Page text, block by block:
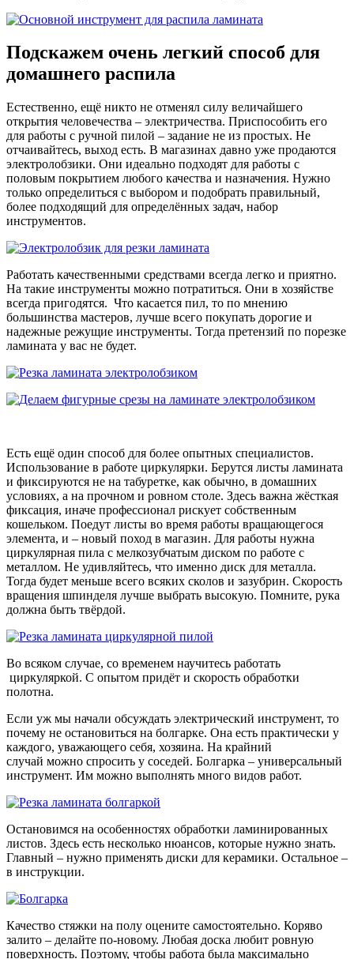
Подскажем очень легкий способ для
домашнего распила
Естественно, ещё никто не отменял силу величайшего
открытия человечества – электричества. Приспособить его
для работы с ручной пилой – задание не из простых. Не
отчаивайтесь, выход есть. В магазинах давно уже продаются
электролобзики. Они идеально подходят для работы с
половым покрытием любого качества и назначения. Нужно
только определиться с выбором и подобрать правильный,
более подходящий для определённых задач, набор
инструментов.
Работать качественными средствами всегда легко и приятно.
На такие инструменты можно потратиться. Они в хозяйстве
всегда пригодятся. Что касается пил, то по мнению
большинства мастеров, лучше всего покупать дорогие и
надежные режущие инструменты. Тогда претензий по порезке
ламината у вас не будет.
Есть ещё один способ для более опытных специалистов.
Использование в работе циркулярки. Берутся листы ламината
и фиксируются не на табуретке, как обычно, в домашних
условиях, а на прочном и ровном столе. Здесь важна жёсткая
фиксация, иначе профессионал рискует собственным
кошельком. Поедут листы во время работы вращающегося
элемента, и – новый поход в магазин. Для работы нужна
циркулярная пила с мелкозубчатым диском по работе с
металлом. Не удивляйтесь, что именно диск для металла.
Тогда будет меньше всего всяких сколов и зазубрин. Скорость
вращения шпинделя лучше выбрать высокую. Помните, рука
должна быть твёрдой.
Во всяком случае, со временем научитесь работать
циркуляркой. С опытом придёт и скорость обработки
полотна.
Если уж мы начали обсуждать электрический инструмент, то
почему не остановиться на болгарке. Она есть практически у
каждого, уважающего себя, хозяина. На крайний
случай можно спросить у соседей. Болгарка – универсальный
инструмент. Им можно выполнять много видов работ.
Остановимся на особенностях обработки ламинированных
листов. Здесь есть несколько нюансов, которые нужно знать.
Главный – нужно применять диски для керамики. Остальное –
в инструкции.
Качество стяжки на полу оцените самостоятельно. Коряво
залито – делайте по-новому. Любая доска любит ровную
поверхность. Поэтому, чтобы работа была максимально